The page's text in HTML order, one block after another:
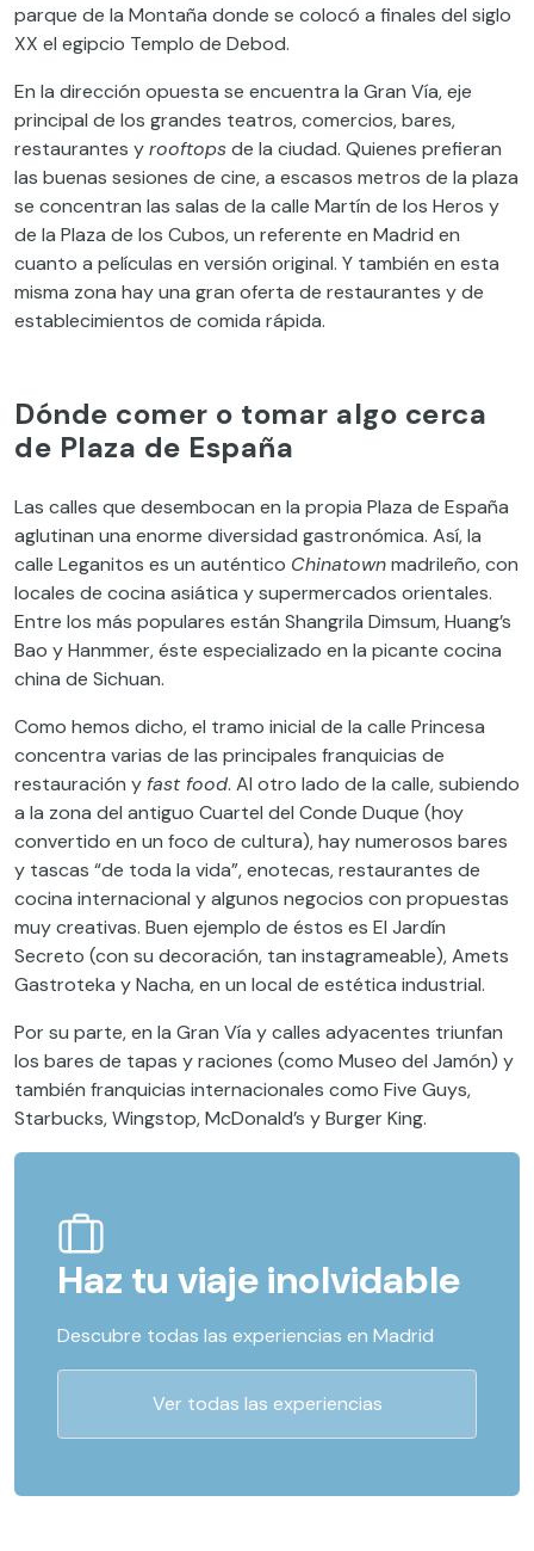
parque de la Montaña donde se colocó a finales del siglo
XX el egipcio Templo de Debod.
En la dirección opuesta se encuentra la Gran Vía, eje
principal de los grandes teatros, comercios, bares,
restaurantes yrooftopsde la ciudad. Quienes prefieran
las buenas sesiones de cine, a escasos metros de la plaza
se concentran las salas de la calle Martín de los Heros y
de la Plaza de los Cubos, un referente en Madrid en
cuanto a películas en versión original. Y también en esta
misma zona hay una gran oferta de restaurantes y de
establecimientos de comida rápida.
Dónde comer o tomar algo cerca
de Plaza de España
Las calles que desembocan en la propia Plaza de España
aglutinan una enorme diversidad gastronómica. Así, la
calle Leganitos es un auténtico Chinatownmadrileño, con
locales de cocina asiática y supermercados orientales.
Entre los más populares están Shangrila Dimsum, Huang’s
Bao y Hanmmer, éste especializado en la picante cocina
china de Sichuan.
Como hemos dicho, el tramo inicial de la calle Princesa
concentra varias de las principales franquicias de
restauración y fast food. Al otro lado de la calle, subiendo
a la zona del antiguo Cuartel del Conde Duque (hoy
convertido en un foco de cultura), hay numerosos bares
y tascas “de toda la vida”, enotecas, restaurantes de
cocina internacional y algunos negocios con propuestas
muy creativas. Buen ejemplo de éstos es El Jardín
Secreto (con su decoración, tan instagrameable), Amets
Gastroteka y Nacha, en un local de estética industrial.
Por su parte, en la Gran Vía y calles adyacentes triunfan
los bares de tapas y raciones (como Museo del Jamón) y
también franquicias internacionales como Five Guys,
Starbucks, Wingstop, McDonald’s y Burger King.
Haz tu viaje inolvidable
Descubre todas las experiencias en Madrid
Ver todas las experiencias